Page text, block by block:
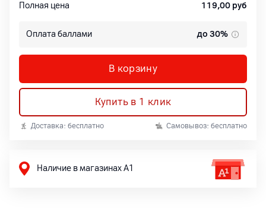
Полная цена
119,00 руб
Оплата баллами до 30%
В корзину
Купить в 1 клик
Доставка: бесплатно Самовывоз: бесплатно
Наличие в магазинах А1